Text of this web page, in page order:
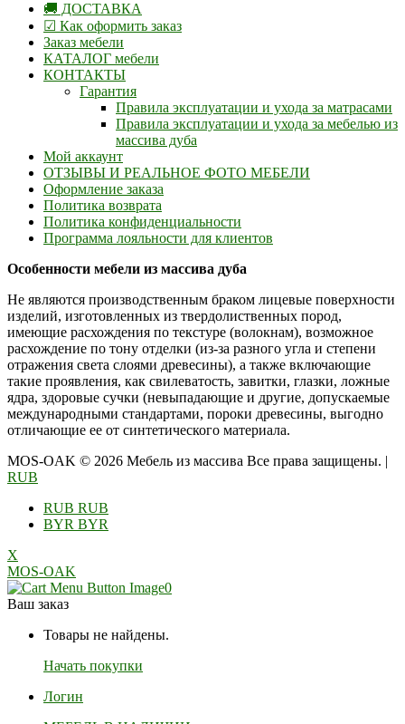
🚚 ДОСТАВКА
☑ Как оформить заказ
Заказ мебели
КАТАЛОГ мебели
КОНТАКТЫ
Гарантия
Правила эксплуатации и ухода за матрасами
Правила эксплуатации и ухода за мебелью из
массива дуба
Мой аккаунт
ОТЗЫВЫ И РЕАЛЬНОЕ ФОТО МЕБЕЛИ
Оформление заказа
Политика возврата
Политика конфиденциальности
Программа лояльности для клиентов
Особенности мебели из массива дуба
Не являются производственным браком лицевые поверхности
изделий, изготовленных из твердолиственных пород,
имеющие расхождения по текстуре (волокнам), возможное
расхождение по тону отделки (из-за разного угла и степени
отражения света слоями древесины), а также включающие
такие проявления, как свилеватость, завитки, глазки, ложные
ядра, здоровые сучки (невыпадающие и другие, допускаемые
международными стандартами, пороки древесины, выгодно
отличающие ее от синтетического материала.
MOS-OAK © 2026 Мебель из массива Все права защищены. |
RUB
RUB RUB
BYR BYR
X
MOS-OAK
0
Ваш заказ
Товары не найдены.
Начать покупки
Логин